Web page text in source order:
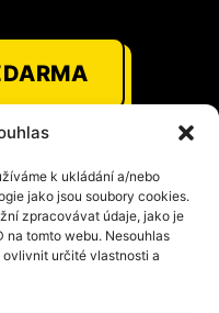
k ukládání a/nebo
jako jsou soubory cookies.
zpracovávat údaje, jako je
na tomto webu. Nesouhlas
určité vlastnosti a